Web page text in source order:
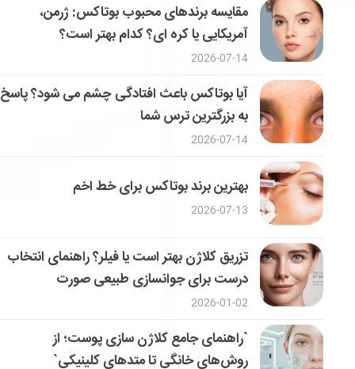
مقایسه برندهای محبوب بوتاکس: ژرمن،
آمریکایی یا کره ای؟ کدام بهتر است؟
2026-07-14
آیا بوتاکس باعث افتادگی چشم می شود؟ پاسخ
به بزرگترین ترس شما
2026-07-14
بهترین برند بوتاکس برای خط اخم
2026-07-13
تزریق کلاژن بهتر است یا فیلر؟ راهنمای انتخاب
درست برای جوانسازی طبیعی صورت
2026-01-02
`راهنمای جامع کلاژن سازی پوست؛ از
روش‌های خانگی تا متدهای کلینیکی`